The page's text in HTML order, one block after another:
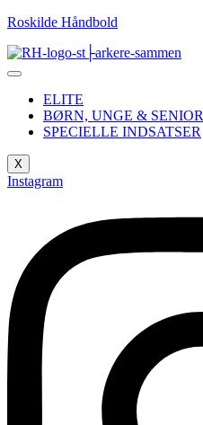
Roskilde Håndbold
ELITE
BØRN, UNGE & SENIOR
SPECIELLE INDSATSER
X
Instagram